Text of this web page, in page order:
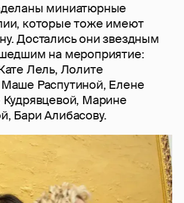
миниатюрные
которые тоже имеют
Достались они звездным
на мероприятие:
Лель, Лолите
Распутиной, Елене
Марине
Бари Алибасову.